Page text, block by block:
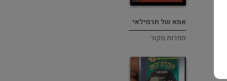
אמא של תרמילאי
ספרות מקור